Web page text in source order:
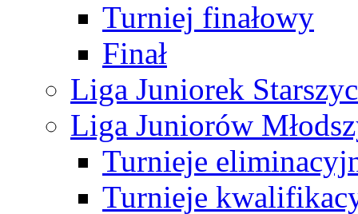
Turniej finałowy
Finał
Liga Juniorek
Liga Juniorów
Turnieje
Turnieje